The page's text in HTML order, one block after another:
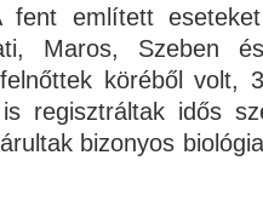
fent említett
Maros, Szeben
köréből volt,
regisztráltak idős
bizonyos